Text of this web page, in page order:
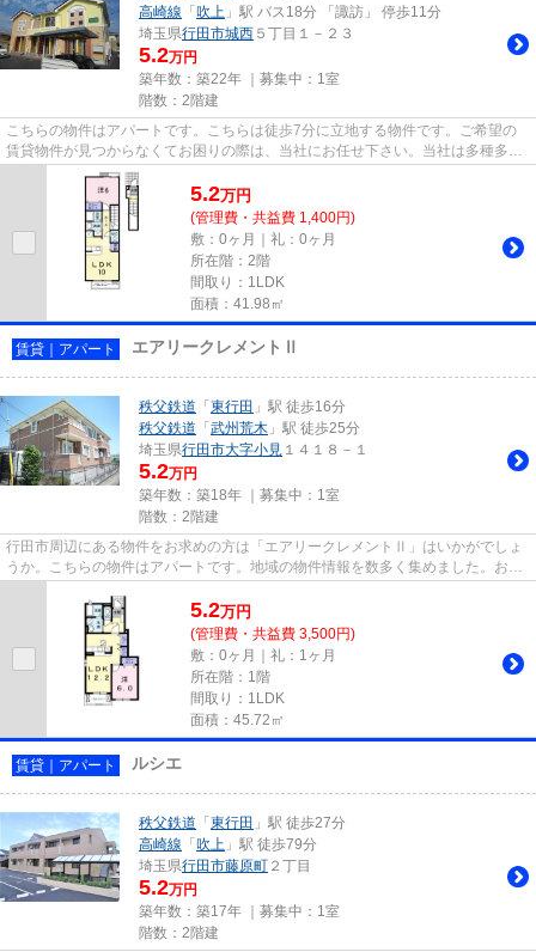
高崎線 「 吹上 」駅 バス18分 「諏訪」 停歩11分
埼玉県行田市城西 ５丁目１－２３
5.2万円
築年数：築22年 ｜募集中： 1室
階数：2階建
こちらの物件はアパートです。こちらは徒歩7分に立地する物件です。ご希望の
賃貸物件が見つからなくてお困りの際は、当社にお任せ下さい。当社は多種多様
な賃貸物件情報を取り扱ってい...
5.2万円
(管理費・共益費 1,400円)
敷：0ヶ月｜礼：0ヶ月
所在階：2階
間取り：1LDK
面積：41.98㎡
賃貸｜アパート エアリークレメントⅡ
秩父鉄道 「 東行田 」駅 徒歩16分
秩父鉄道 「 武州荒木 」駅 徒歩25分
埼玉県行田市大字小見 １４１８－１
5.2万円
築年数：築18年 ｜募集中： 1室
階数：2階建
行田市周辺にある物件をお求めの方は「エアリークレメントⅡ」はいかがでしょ
うか。こちらの物件はアパートです。地域の物件情報を数多く集めました。お客
5.2万円
(管理費・共益費 3,500円)
敷：0ヶ月｜礼：1ヶ月
所在階：1階
間取り：1LDK
面積：45.72㎡
賃貸｜アパート ルシエ
秩父鉄道 「 東行田 」駅 徒歩27分
高崎線 「 吹上 」駅 徒歩79分
埼玉県行田市藤原町 ２丁目
5.2万円
築年数：築17年 ｜募集中： 1室
階数：2階建